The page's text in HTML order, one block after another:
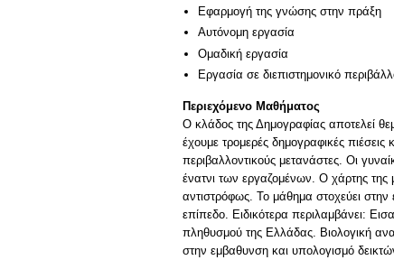
Εφαρμογή της γνώσης στην πράξη
Αυτόνομη εργασία
Ομαδική εργασία
Εργασία σε διεπιστημονικό
Περιεχόμενο Μαθήματος
Ο κλάδος της Δημογραφίας αποτελεί
έχουμε τρομερές δημογραφικές
περιβαλλοντικούς μετανάστες. Οι
ένατνι των εργαζομένων. Ο χάρτης
αντιστρόφως. Το μάθημα στοχεύει
επίπεδο. Ειδικότερα περιλαμβάνει:
πληθυσμού της Ελλάδας. Βιολογική
στην εμβαθυνση και υπολογισμό